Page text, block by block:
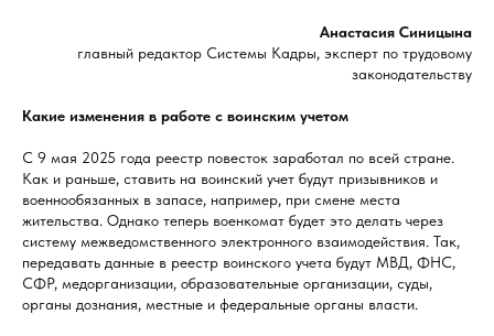
Анастасия Синицына
главный редактор Системы Кадры, эксперт по трудовому
законодательству
Какие изменения в работе с воинским учетом
С 9 мая 2025 года реестр повесток заработал по всей стране.
Как и раньше, ставить на воинский учет будут призывников и
военнообязанных в запасе, например, при смене места
жительства. Однако теперь военкомат будет это делать через
систему межведомственного электронного взаимодействия. Так,
передавать данные в реестр воинского учета будут МВД, ФНС,
СФР, медорганизации, образовательные организации, суды,
органы дознания, местные и федеральные органы власти.